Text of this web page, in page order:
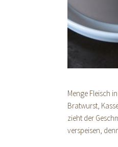
Menge Fleisch
Bratwurst,
zieht der
verspeisen,